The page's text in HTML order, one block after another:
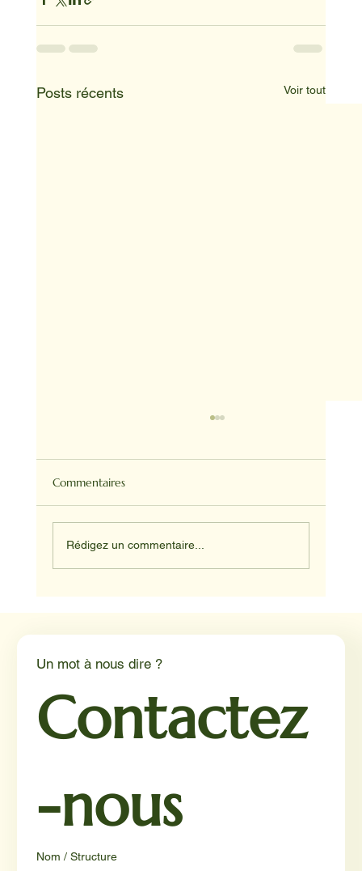
Posts récents Voir tout
Commentaires
Rédigez un commentaire...
Un mot à nous dire ?
Contactez
-nous
Nom / Structure